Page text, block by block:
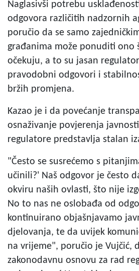
Naglasivši potrebu
odgovora različitih nadzornih
poručio da se samo
građanima može ponuditi ono
očekuju, a to su jasan
pravodobni odgovori i
bržih promjena.
Kazao je i da povećanje
osnaživanje povjerenja
regulatore predstavlja stalan
"Često se susrećemo s
učinili?' Naš odgovor je često
okviru naših ovlasti, što nije
No to nas ne oslobađa od
kontinuirano objašnjavamo
djelovanja, te da uvijek
na vrijeme", poručio je Vujčić,
zakonodavnu osnovu za rad